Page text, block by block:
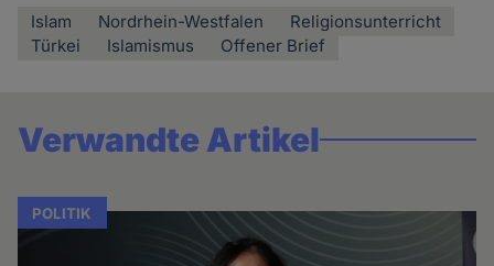
Islam Nordrhein-Westfalen
Religionsunterricht
Türkei
Islamismus Offener Brief
Verwandte Artikel
POLITIK